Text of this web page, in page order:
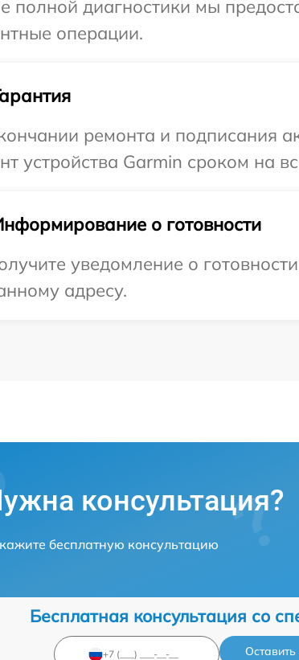
полной диагностики мы
операции.
ремонта и подписания
устройства Garmin сроком на
о готовности
уведомление о
адресу.
консультация?
бесплатную консультацию
Бесплатная консультация со